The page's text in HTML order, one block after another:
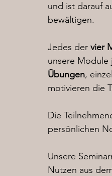
und ist darauf
bewältigen.
Jedes der vier
unsere Module
Übungen,
motivieren die
Die
persönlichen
Unsere
Nutzen aus